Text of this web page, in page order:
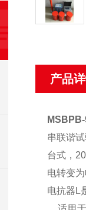
产品
串联谐
台式，
电转变
电抗器L